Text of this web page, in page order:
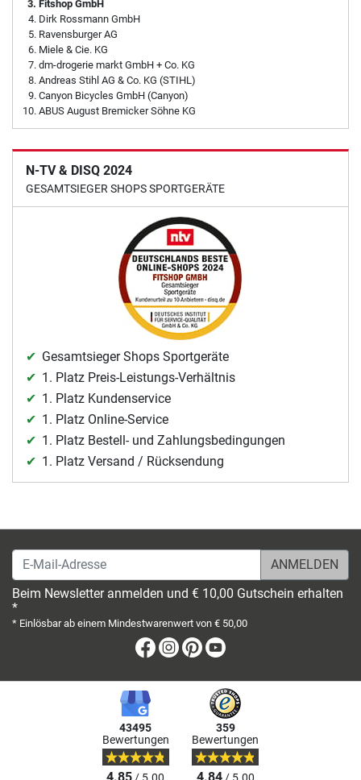
Fitshop GmbH
Dirk Rossmann GmbH
Ravensburger AG
Miele & Cie. KG
dm-drogerie markt GmbH + Co. KG
Andreas Stihl AG & Co. KG (STIHL)
Canyon Bicycles GmbH (Canyon)
ABUS August Bremicker Söhne KG
N-TV & DISQ 2024
GESAMTSIEGER SHOPS SPORTGERÄTE
Gesamtsieger Shops Sportgeräte
1. Platz Preis-Leistungs-Verhältnis
1. Platz Kundenservice
1. Platz Online-Service
1. Platz Bestell- und Zahlungsbedingungen
1. Platz Versand / Rücksendung
E-Mail-Adresse
Beim Newsletter anmelden und € 10,00 Gutschein erhalten
*
* Einlösbar ab einem Mindestwarenwert von € 50,00
Facebook
Instagram
Pinterest
43495
Bewertungen
4.85
359
Bewertungen
4.84